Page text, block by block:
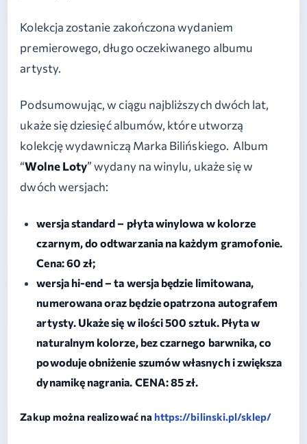
Kolekcja zostanie zakończona wydaniem
premierowego, długo oczekiwanego albumu
artysty.
Podsumowując, w ciągu najbliższych dwóch lat,
ukaże się dziesięć albumów, które utworzą
kolekcję wydawniczą Marka Bilińskiego. Album
“Wolne Loty” wydany na winylu, ukaże się w
dwóch wersjach:
wersja standard – płyta winylowa w kolorze
czarnym, do odtwarzania na każdym gramofonie.
Cena: 60 zł;
wersja hi-end – ta wersja będzie limitowana,
numerowana oraz będzie opatrzona autografem
artysty. Ukaże się w ilości 500 sztuk. Płyta w
naturalnym kolorze, bez czarnego barwnika, co
powoduje obniżenie szumów własnych i zwiększa
dynamikę nagrania. CENA: 85 zł.
Zakup można realizować na https://bilinski.pl/sklep/